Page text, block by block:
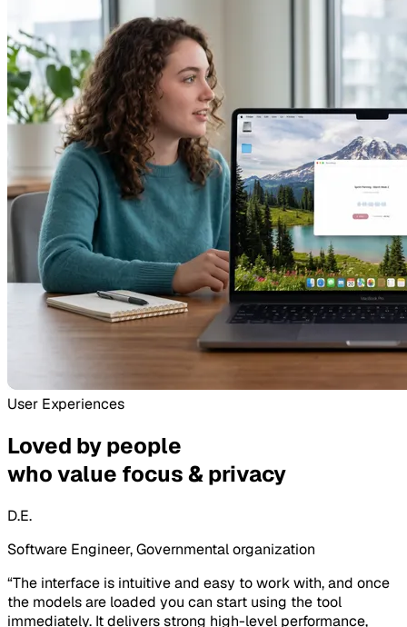
User Experiences
Loved by people
who value focus & privacy
D.E.
Software Engineer, Governmental organization
“The interface is intuitive and easy to work with, and once
the models are loaded you can start using the tool
immediately. It delivers strong high-level performance,